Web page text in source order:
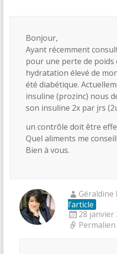
Bonjour,
Ayant récemment
pour une perte de
hydratation élevé de
été diabétique.
insuline (prozinc) nous
son insuline 2x par jrs
un contrôle doit être
Quel aliments me
Bien à vous.
Géraldine
l’article
28 janvier
Permalien